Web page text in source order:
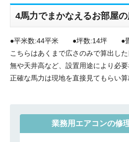
4馬力でまかなえるお部屋の
●平米数:44平米 ●坪数:14坪 ●
こちらはあくまで広さのみで算出し
無や天井高など、設置用途により必要
正確な馬力は現地を直接見てもらい算
業務用エアコンの修